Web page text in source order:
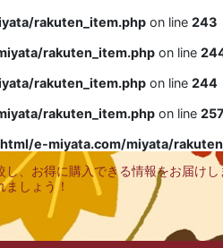
rakuten_item.php on line 243
rakuten_item.php on line
rakuten_item.php on line 244
rakuten_item.php on line 257
e-miyata.com/miyata/
し、お得に購入できる情報をお届け
しょう！